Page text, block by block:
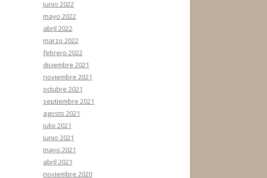
junio 2022
mayo 2022
abril 2022
marzo 2022
febrero 2022
diciembre 2021
noviembre 2021
octubre 2021
septiembre 2021
agosto 2021
julio 2021
junio 2021
mayo 2021
abril 2021
noviembre 2020